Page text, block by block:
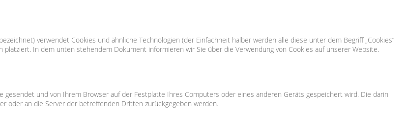
verwendet Cookies und ähnliche Technologien (der Einfachheit halber werden alle diese unter dem Begriff „Cookies“
In dem unten stehendem Dokument informieren wir Sie über die Verwendung von Cookies auf unserer Website.
und von Ihrem Browser auf der Festplatte Ihres Computers oder eines anderen Geräts gespeichert wird. Die darin
oder an die Server der betreffenden Dritten zurückgegeben werden.